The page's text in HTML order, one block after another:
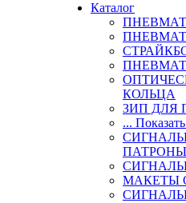
Каталог
КОЛЬЦА
ЗИП ДЛЯ
...
ПАТРОНЫ
МАКЕТЫ